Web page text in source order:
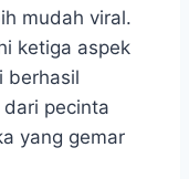
mudah viral.
ketiga aspek
berhasil
pecinta
yang gemar